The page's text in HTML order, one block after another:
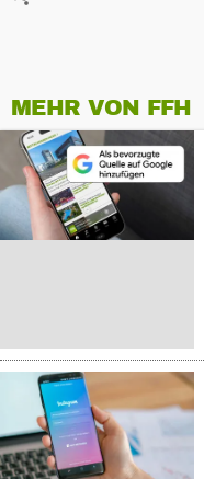
MEHR VON FFH